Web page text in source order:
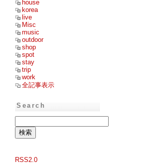
house
korea
live
Misc
music
outdoor
shop
spot
stay
trip
work
全記事表示
Search
RSS2.0